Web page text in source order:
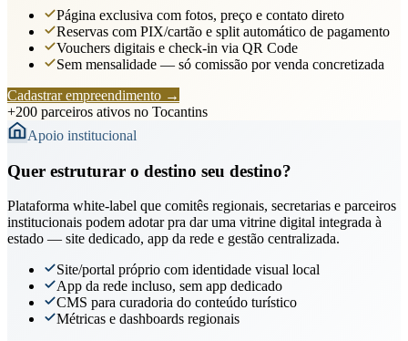
Página exclusiva com fotos, preço e contato direto
Reservas com PIX/cartão e split automático de pagamento
Vouchers digitais e check-in via QR Code
Sem mensalidade — só comissão por venda concretizada
Cadastrar empreendimento →
+200 parceiros ativos no Tocantins
Apoio institucional
Quer estruturar o destino seu destino?
Plataforma white-label que comitês regionais, secretarias e parceiros
institucionais podem adotar pra dar uma vitrine digital integrada à
estado — site dedicado, app da rede e gestão centralizada.
Site/portal próprio com identidade visual local
App da rede incluso, sem app dedicado
CMS para curadoria do conteúdo turístico
Métricas e dashboards regionais